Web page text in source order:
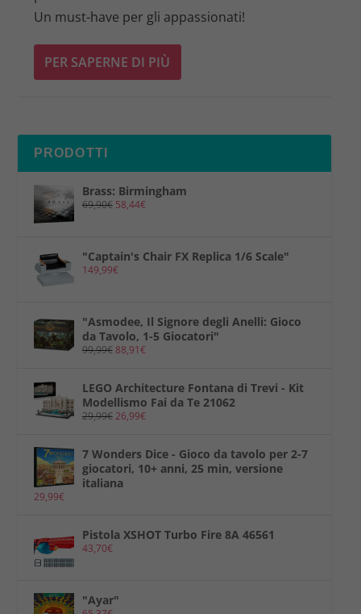
Un must-have per gli appassionati!
PER SAPERNE DI PIÙ
PRODOTTI
Brass: Birmingham
69,90€ 58,44€
"Captain's Chair FX Replica 1/6 Scale"
149,99€
"Asmodee, Il Signore degli Anelli: Gioco
da Tavolo, 1-5 Giocatori"
99,99€88,91€
LEGO Architecture Fontana di Trevi - Kit
Modellismo Fai da Te 21062
29,99€26,99€
7 Wonders Dice - Gioco da tavolo per 2-7
giocatori, 10+ anni, 25 min, versione
italiana
29,99€
Pistola XSHOT Turbo Fire 8A 46561
43,70€
"Ayar"